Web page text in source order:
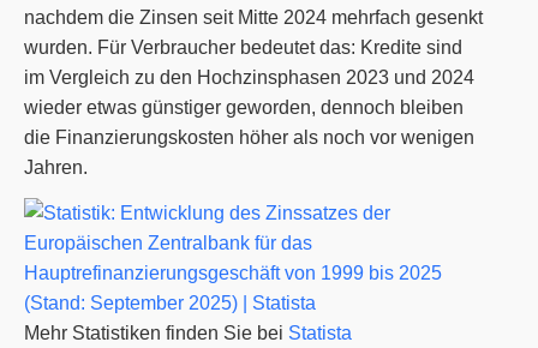
nachdem die Zinsen seit Mitte 2024 mehrfach gesenkt
wurden. Für Verbraucher bedeutet das: Kredite sind
im Vergleich zu den Hochzinsphasen 2023 und 2024
wieder etwas günstiger geworden, dennoch bleiben
die Finanzierungskosten höher als noch vor wenigen
Jahren.
Mehr Statistiken finden Sie bei Statista